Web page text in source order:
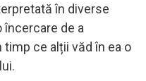
în diverse
încercare de a
ce alții văd în ea o